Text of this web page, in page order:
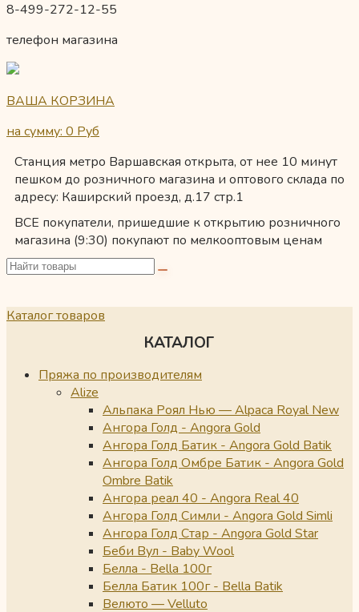
8-499-272-12-55
телефон магазина
ВАША КОРЗИНА
на сумму: 0 Руб
Станция метро Варшавская открыта, от нее 10 минут
пешком до розничного магазина и оптового склада по
адресу: Каширский проезд, д.17 стр.1
ВСЕ покупатели, пришедшие к открытию розничного
магазина (9:30) покупают по мелкооптовым ценам
Каталог товаров
КАТАЛОГ
Пряжа по производителям
Alize
Альпака Роял Нью — Alpaca Royal New
Ангора Голд - Angora Gold
Ангора Голд Батик - Angora Gold Batik
Ангора Голд Омбре Батик - Angora Gold
Ombre Batik
Ангора реал 40 - Angora Real 40
Ангора Голд Симли - Angora Gold Simli
Ангора Голд Стар - Angora Gold Star
Беби Вул - Baby Wool
Белла - Bella 100г
Белла Батик 100г - Bella Batik
Велюто — Velluto